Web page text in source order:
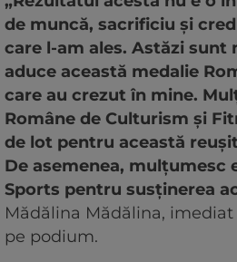
de muncă, sacrificiu și
care l-am ales. Astăzi sunt
aduce această medalie
care au crezut în mine.
Române de Culturism și
de lot pentru această
De asemenea, mulțumesc
Sports pentru susținerea
Mădălina Mădălina,
pe podium.